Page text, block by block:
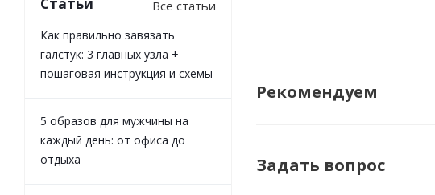
Рекомендуем
Задать вопрос
Все статьи
Как правильно завязать
галстук: 3 главных узла +
пошаговая инструкция и схемы
5 образов для мужчины на
каждый день: от офиса до
отдыха